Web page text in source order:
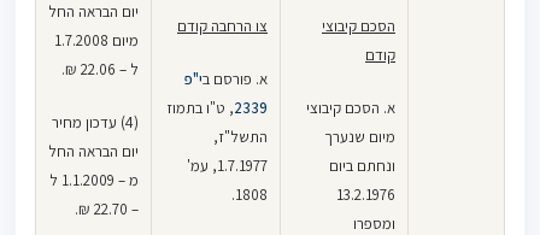
הסכם קיבוצי
קודם
א. הסכם קיבוצי
מיום שנערך
ונחתם ביום
13.2.1976
ומספרו
צו הרחבה קודם
א. פורסם בי"פ
2339, ט"ו בתמוז
התשל"ז,
1.7.1977, עמ'
1808.
יום הבראה החל
מיום 1.7.2008
ל – 22.06 ₪.
(4) עדכון מחיר
יום הבראה החל
מ – 1.1.2009 ל
– 22.70 ₪.